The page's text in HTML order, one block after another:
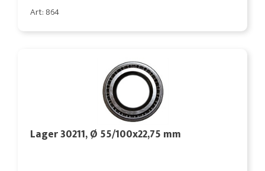
Art: 864
Lager 30211, Ø 55/100x22,75 mm